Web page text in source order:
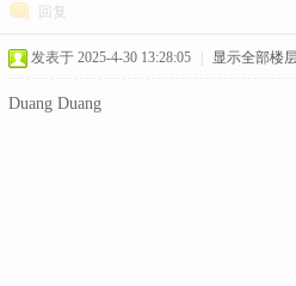
回复
发表于 2025-4-30 13:28:05 显示全部楼
Duang Duang